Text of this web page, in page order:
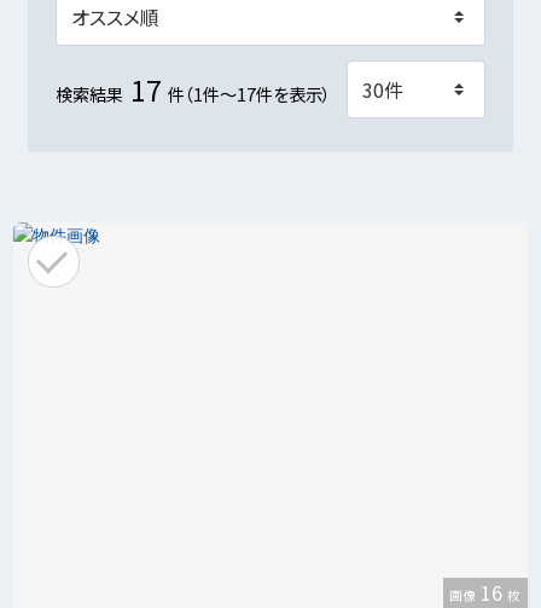
検索結果 17 件（1件～17件を表示）
画像 16 枚